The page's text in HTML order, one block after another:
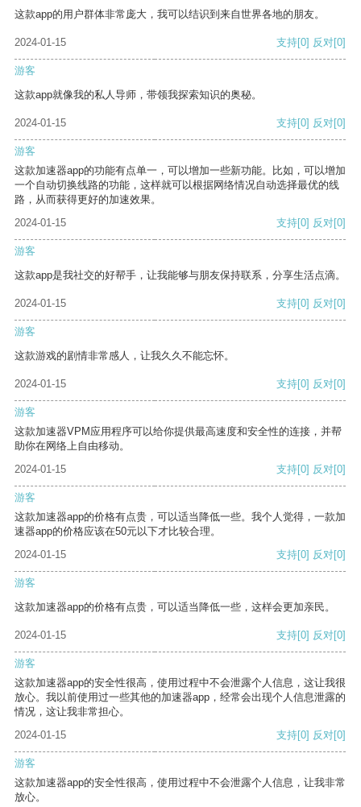
这款app的用户群体非常庞大，我可以结识到来自世界各地的朋友。
2024-01-15 支持[0] 反对[0]
游客
这款app就像我的私人导师，带领我探索知识的奥秘。
2024-01-15 支持[0] 反对[0]
游客
这款加速器app的功能有点单一，可以增加一些新功能。比如，可以增加
一个自动切换线路的功能，这样就可以根据网络情况自动选择最优的线
路，从而获得更好的加速效果。
2024-01-15
支持[0] 反对[0]
游客
这款app是我社交的好帮手，让我能够与朋友保持联系，分享生活点滴。
2024-01-15 支持[0] 反对[0]
游客
这款游戏的剧情非常感人，让我久久不能忘怀。
2024-01-15 支持[0] 反对[0]
游客
这款加速器VPM应用程序可以给你提供最高速度和安全性的连接，并帮
助你在网络上自由移动。
2024-01-15
支持[0] 反对[0]
游客
这款加速器app的价格有点贵，可以适当降低一些。我个人觉得，一款加
速器app的价格应该在50元以下才比较合理。
2024-01-15
支持[0] 反对[0]
游客
这款加速器app的价格有点贵，可以适当降低一些，这样会更加亲民。
2024-01-15 支持[0] 反对[0]
游客
这款加速器app的安全性很高，使用过程中不会泄露个人信息，这让我很
放心。我以前使用过一些其他的加速器app，经常会出现个人信息泄露的
情况，这让我非常担心。
2024-01-15
支持[0] 反对[0]
游客
这款加速器app的安全性很高，使用过程中不会泄露个人信息，让我非常
放心。